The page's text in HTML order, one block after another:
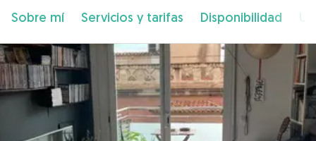
Sobre mí Servicios y tarifas Disponibilidad